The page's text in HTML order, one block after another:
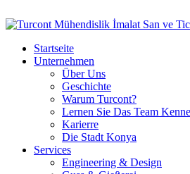
Startseite
Unternehmen
Über Uns
Geschichte
Warum Turcont?
Lernen Sie Das Team
Karierre
Die Stadt Konya
Services
Engineering & Design